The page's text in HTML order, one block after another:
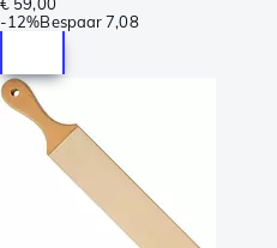
-12%Bespaar 7,08